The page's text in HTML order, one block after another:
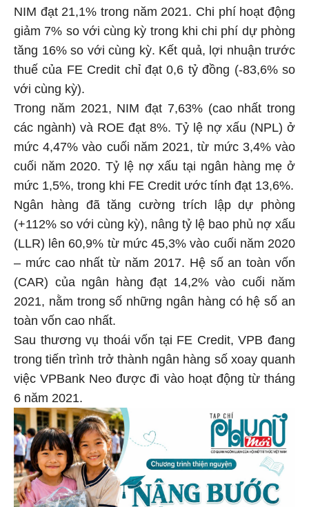
NIM đạt 21,1% trong năm 2021. Chi phí hoạt động
giảm 7% so với cùng kỳ trong khi chi phí dự phòng
tăng 16% so với cùng kỳ. Kết quả, lợi nhuận trước
thuế của FE Credit chỉ đạt 0,6 tỷ đồng (-83,6% so
với cùng kỳ).
Trong năm 2021, NIM đạt 7,63% (cao nhất trong
các ngành) và ROE đạt 8%. Tỷ lệ nợ xấu (NPL) ở
mức 4,47% vào cuối năm 2021, từ mức 3,4% vào
cuối năm 2020. Tỷ lệ nợ xấu tại ngân hàng mẹ ở
mức 1,5%, trong khi FE Credit ước tính đạt 13,6%.
Ngân hàng đã tăng cường trích lập dự phòng
(+112% so với cùng kỳ), nâng tỷ lệ bao phủ nợ xấu
(LLR) lên 60,9% từ mức 45,3% vào cuối năm 2020
– mức cao nhất từ năm 2017. Hệ số an toàn vốn
(CAR) của ngân hàng đạt 14,2% vào cuối năm
2021, nằm trong số những ngân hàng có hệ số an
toàn vốn cao nhất.
Sau thương vụ thoái vốn tại FE Credit, VPB đang
trong tiến trình trở thành ngân hàng số xoay quanh
việc VPBank Neo được đi vào hoạt động từ tháng
6 năm 2021.